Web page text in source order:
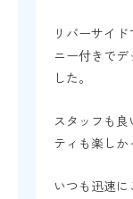
リバーサイ
ニー付きで
した。
スタッフも
ティも楽しか
いつも迅速